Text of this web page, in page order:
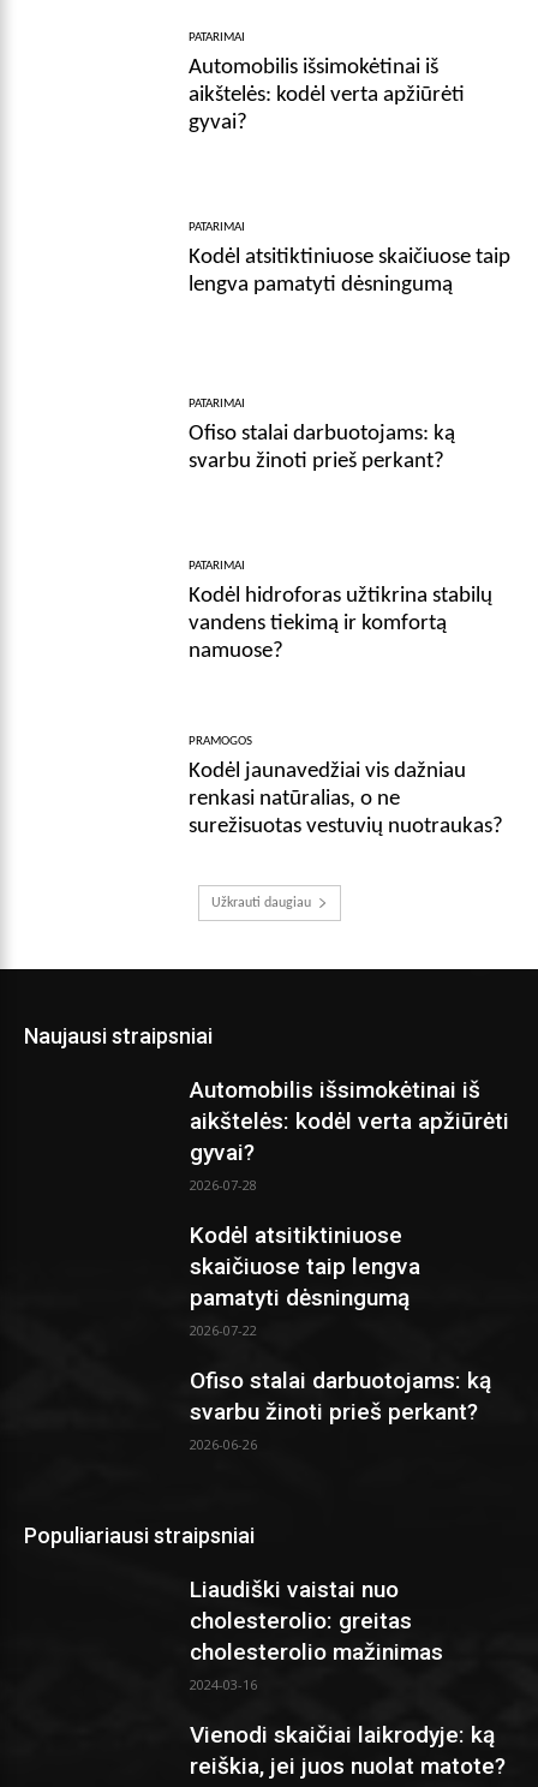
PATARIMAI
Automobilis išsimokėtinai iš
aikštelės: kodėl verta apžiūrėti
gyvai?
PATARIMAI
Kodėl atsitiktiniuose skaičiuose taip
lengva pamatyti dėsningumą
PATARIMAI
Ofiso stalai darbuotojams: ką
svarbu žinoti prieš perkant?
PATARIMAI
Kodėl hidroforas užtikrina stabilų
vandens tiekimą ir komfortą
namuose?
PRAMOGOS
Kodėl jaunavedžiai vis dažniau
renkasi natūralias, o ne
surežisuotas vestuvių nuotraukas?
Užkrauti daugiau
Naujausi straipsniai
Automobilis išsimokėtinai iš
aikštelės: kodėl verta apžiūrėti
gyvai?
2026-07-28
Kodėl atsitiktiniuose
skaičiuose taip lengva
pamatyti dėsningumą
2026-07-22
Ofiso stalai darbuotojams: ką
svarbu žinoti prieš perkant?
2026-06-26
Populiariausi straipsniai
Liaudiški vaistai nuo
cholesterolio: greitas
cholesterolio mažinimas
2024-03-16
Vienodi skaičiai laikrodyje: ką
reiškia, jei juos nuolat matote?